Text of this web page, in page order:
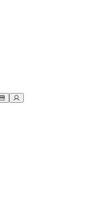
quelle plateforme
équipe
temps réel
immersifs
Unity
avec un support expert